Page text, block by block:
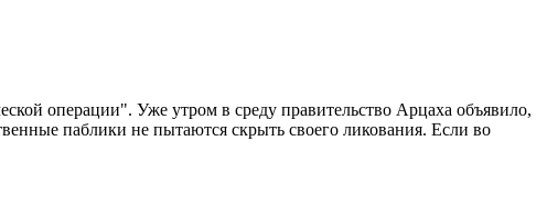
операции". Уже утром в среду правительство Арцаха объявило,
паблики не пытаются скрыть своего ликования. Если во